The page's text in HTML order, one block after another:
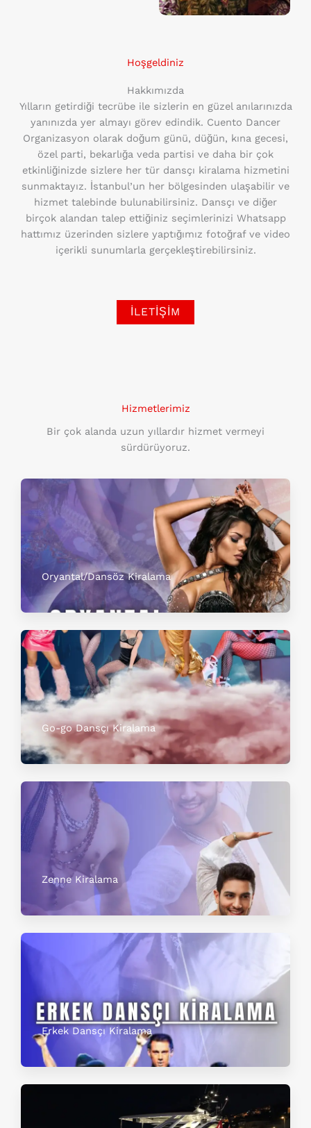
Hoşgeldiniz
Hakkımızda
Yılların getirdiği tecrübe ile sizlerin en güzel anılarınızda
yanınızda yer almayı görev edindik. Cuento Dancer
Organizasyon olarak doğum günü, düğün, kına gecesi,
özel parti, bekarlığa veda partisi ve daha bir çok
etkinliğinizde sizlere her tür dansçı kiralama hizmetini
sunmaktayız. İstanbul’un her bölgesinden ulaşabilir ve
hizmet talebinde bulunabilirsiniz. Dansçı ve diğer
birçok alandan talep ettiğiniz seçimlerinizi Whatsapp
hattımız üzerinden sizlere yaptığımız fotoğraf ve video
içerikli sunumlarla gerçekleştirebilirsiniz.
İLETIŞIM
Hizmetlerimiz
Bir çok alanda uzun yıllardır hizmet vermeyi
sürdürüyoruz.
Oryantal/Dansöz Kiralama
Go-go Dansçı Kiralama​
Zenne Kiralama
Erkek Dansçı Kiralama​